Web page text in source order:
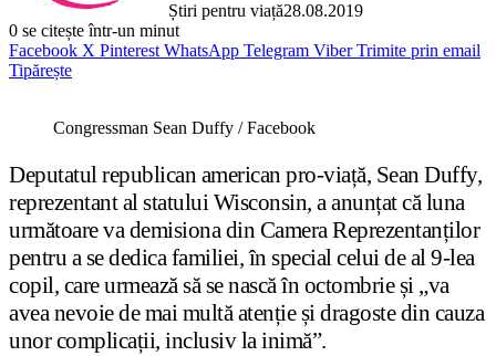
Știri pentru viață28.08.2019
0 se citește într-un minut
Facebook X Pinterest WhatsApp Telegram Viber Trimite prin email
Tipărește
Congressman Sean Duffy / Facebook
Deputatul republican american pro-viață, Sean Duffy,
reprezentant al statului Wisconsin, a anunțat că luna
următoare va demisiona din Camera Reprezentanților
pentru a se dedica familiei, în special celui de al 9-lea
copil, care urmează să se nască în octombrie și „va
avea nevoie de mai multă atenție și dragoste din cauza
unor complicații, inclusiv la inimă”.